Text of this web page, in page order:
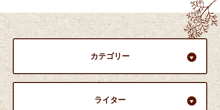
カテゴリー
ライター